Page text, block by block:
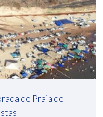
de Praia de